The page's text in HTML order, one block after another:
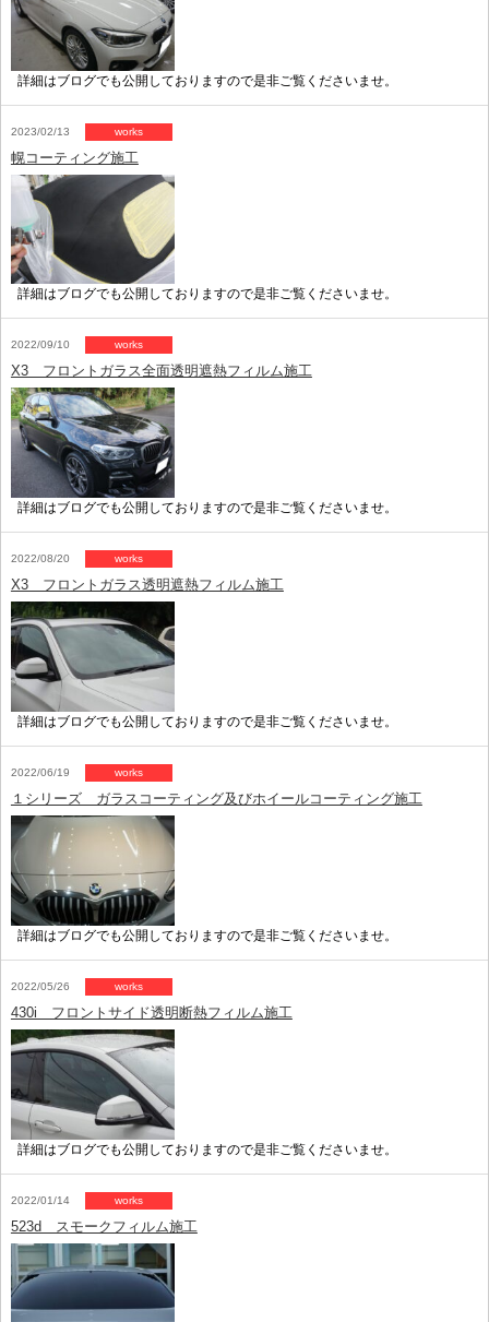
詳細はブログでも公開しておりますので是非ご覧くださいませ。
2023/02/13 works
幌コーティング施工
詳細はブログでも公開しておりますので是非ご覧くださいませ。
2022/09/10 works
X3 フロントガラス全面透明遮熱フィルム施工
詳細はブログでも公開しておりますので是非ご覧くださいませ。
2022/08/20 works
X3 フロントガラス透明遮熱フィルム施工
詳細はブログでも公開しておりますので是非ご覧くださいませ。
2022/06/19 works
１シリーズ ガラスコーティング及びホイールコーティング施工
詳細はブログでも公開しておりますので是非ご覧くださいませ。
2022/05/26 works
430i フロントサイド透明断熱フィルム施工
詳細はブログでも公開しておりますので是非ご覧くださいませ。
2022/01/14 works
523d スモークフィルム施工